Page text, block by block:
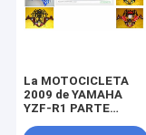
La MOTOCICLETA
2009 de YAMAHA
YZF-R1 PARTE